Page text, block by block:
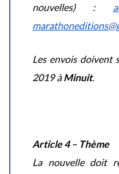
nouvelles) :
Les envois doivent
2019 àMinuit.
Article 4 – Thème
La nouvelle doit